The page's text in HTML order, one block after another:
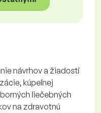
návrhov a žiadostí
kúpeľnej
liečebných
na zdravotnú